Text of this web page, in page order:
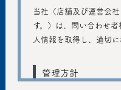
当社（店舗及び運営会
す。）は、問い合わせ
人情報を取得し、適切に
管理方針